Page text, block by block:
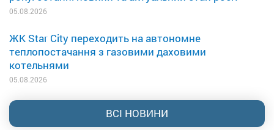
05.08.2026
ЖК Star City переходить на автономне
теплопостачання з газовими даховими
котельнями
05.08.2026
ВСІ НОВИНИ